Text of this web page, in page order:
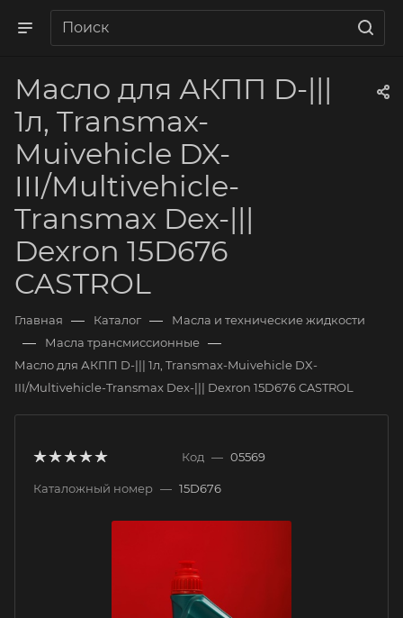
Масло для АКПП D-|||
1л, Transmax-
Muivehicle DX-
III/Multivehicle-
Transmax Dex-|||
Dexron 15D676
CASTROL
Главная — Каталог — Масла и технические жидкости
— Масла трансмиссионные —
Масло для АКПП D-||| 1л, Transmax-Muivehicle DX-
III/Multivehicle-Transmax Dex-||| Dexron 15D676 CASTROL
Код — 05569
Каталожный номер — 15D676